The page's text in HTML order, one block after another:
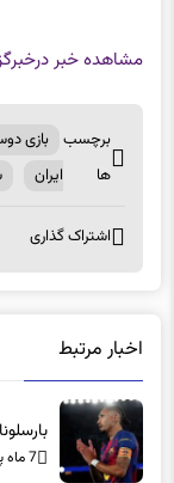
مشاهده خبر در
برچسب
ها
بازی
ایران
اشتراک گذاری
اخبار مرتبط
7 ماه پیش